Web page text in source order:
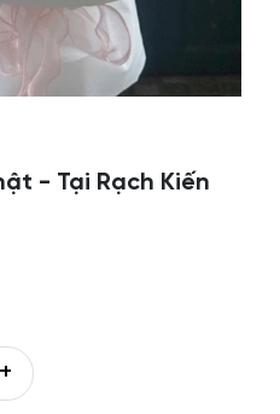
- Tại Rạch Kiến
+